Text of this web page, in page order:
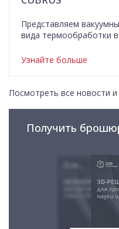
Представляем
вида термообработки
Узнайте больше
Посмотреть все новости
Получить